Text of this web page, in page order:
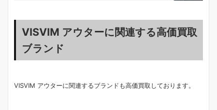
VISVIM アウターに関連する高価買取
ブランド
VISVIM アウターに関連するブランドも高価買取しております。